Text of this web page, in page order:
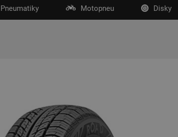
Pneumatiky Motopneu Disky